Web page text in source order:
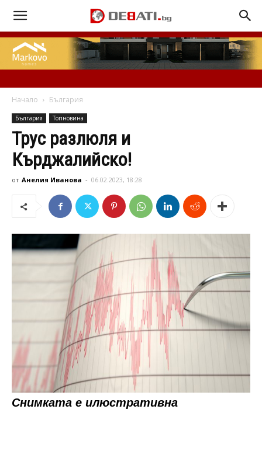
Начало България
България Топновина
Трус разлюля и
Кърджалийско!
от Анелия Иванова - 06.02.2023, 18:28
Снимката е илюстративна